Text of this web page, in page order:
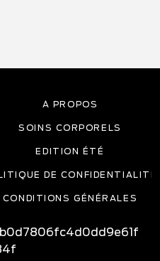
À PROPOS
SOINS CORPORELS
EDITION ÉTÉ
DE CONFIDENTIALITÉ
CONDITIONS GÉNÉRALES